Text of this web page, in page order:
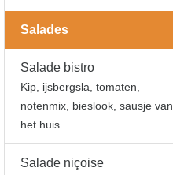
Salades
Salade bistro
Kip, ijsbergsla, tomaten,
notenmix, bieslook, sausje van
het huis
Salade niçoise